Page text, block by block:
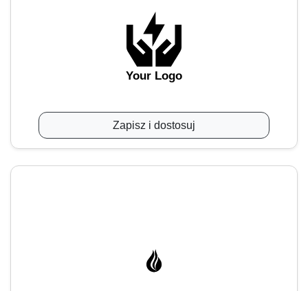
Your Logo
Zapisz i dostosuj